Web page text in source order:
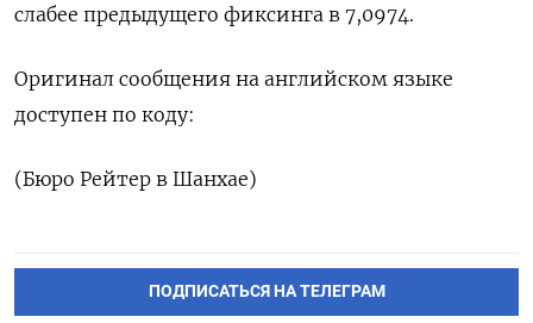
слабее предыдущего фиксинга в 7,0974.
Оригинал сообщения на английском языке
доступен по коду:
(Бюро Рейтер в Шанхае)
ПОДПИСАТЬСЯ НА ТЕЛЕГРАМ